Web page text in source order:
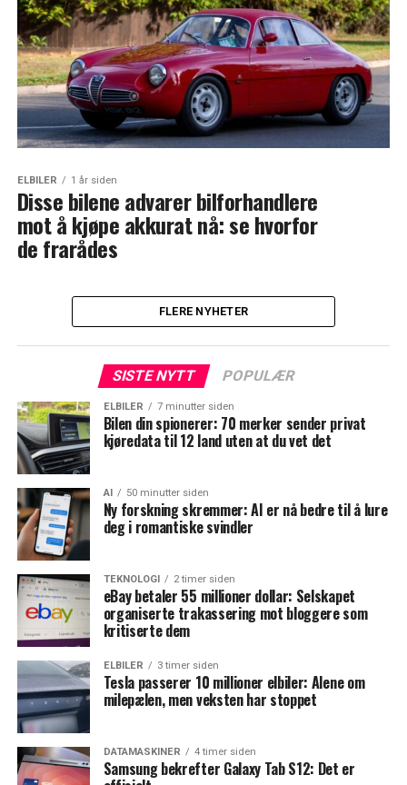
ELBILER 1 år siden
Disse bilene advarer bilforhandlere
mot å kjøpe akkurat nå: se hvorfor
de frarådes
FLERE NYHETER
SISTE NYTT POPULÆR
ELBILER 7 minutter siden
Bilen din spionerer: 70 merker sender privat
kjøredata til 12 land uten at du vet det
AI 50 minutter siden
Ny forskning skremmer: AI er nå bedre til å lure
deg i romantiske svindler
TEKNOLOGI 2 timer siden
eBay betaler 55 millioner dollar: Selskapet
organiserte trakassering mot bloggere som
kritiserte dem
ELBILER 3 timer siden
Tesla passerer 10 millioner elbiler: Alene om
milepælen, men veksten har stoppet
DATAMASKINER 4 timer siden
Samsung bekrefter Galaxy Tab S12: Det er